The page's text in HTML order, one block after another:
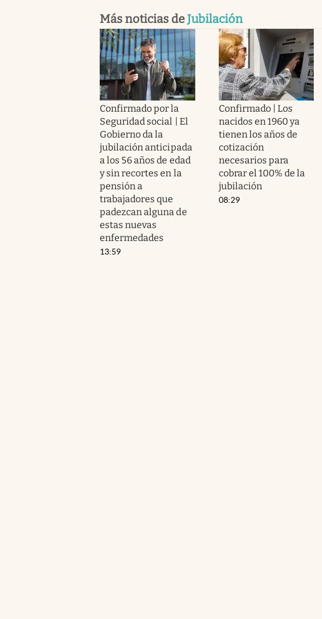
Más noticias deJubilación
Confirmado por la
Seguridad social | El
Gobierno da la
jubilación anticipada
a los 56 años de edad
y sin recortes en la
pensión a
trabajadores que
padezcan alguna de
estas nuevas
enfermedades
13:59
Confirmado | Los
nacidos en 1960 ya
tienen los años de
cotización
necesarios para
cobrar el 100% de la
jubilación
08:29